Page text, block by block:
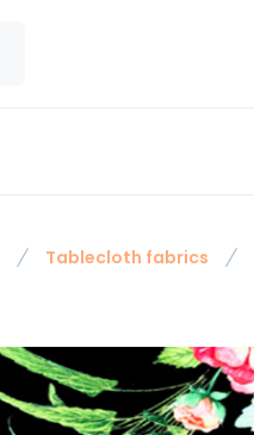
Tablecloth fabrics